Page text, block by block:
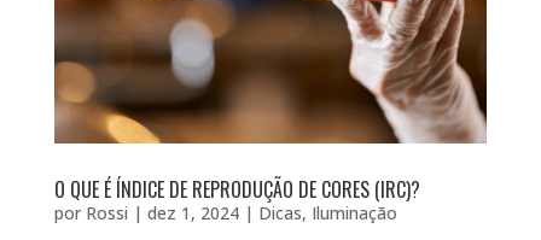
O QUE É ÍNDICE DE REPRODUÇÃO DE CORES (IRC)?
por Rossi | dez 1, 2024| Dicas, Iluminação